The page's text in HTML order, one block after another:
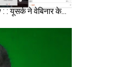
ने वेबिनार के…